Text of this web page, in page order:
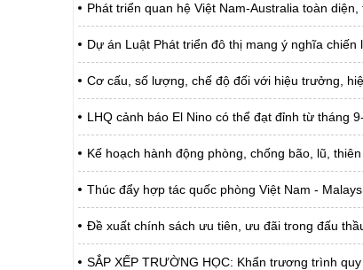
Phát triển quan hệ Việt Nam-Australia toàn
Dự án Luật Phát triển đô thị mang ý nghĩa
Cơ cấu, số lượng, chế độ đối với hiệu trưởng,
LHQ cảnh báo El Nino có thể đạt đỉnh từ tháng
Kế hoạch hành động phòng, chống bão, lũ,
Thúc đẩy hợp tác quốc phòng Việt Nam -
Đề xuất chính sách ưu tiên, ưu đãi trong đấu
SẮP XẾP TRƯỜNG HỌC: Khẩn trương trình